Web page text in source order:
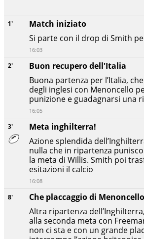
8'
Che placcaggio di
Altra ripartenza
alla seconda meta con
non ci sta e con un grande
3'
Meta inghilterra!
Azione splendida
nulla che in ripartenza
la meta di Willis. Smith poi
esitazioni il calcio
16:08
2'
Buon recupero dell'Italia
Buona partenza per l’Italia,
degli inglesi con Menoncello
punizione e guadagnarsi una
16:05
1'
Match iniziato
Si parte con il drop di Smith
16:03